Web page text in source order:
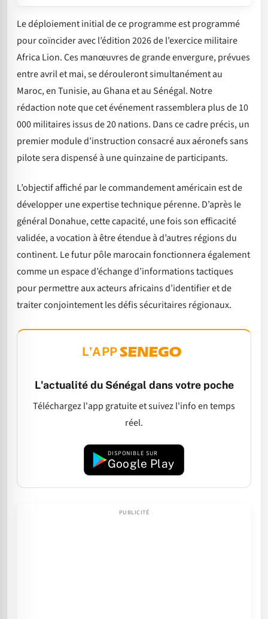
Le déploiement initial de ce programme est programmé
pour coïncider avec l’édition 2026 de l’exercice militaire
Africa Lion. Ces manœuvres de grande envergure, prévues
entre avril et mai, se dérouleront simultanément au
Maroc, en Tunisie, au Ghana et au Sénégal. Notre
rédaction note que cet événement rassemblera plus de 10
000 militaires issus de 20 nations. Dans ce cadre précis, un
premier module d’instruction consacré aux aéronefs sans
pilote sera dispensé à une quinzaine de participants.
L’objectif affiché par le commandement américain est de
développer une expertise technique pérenne. D’après le
général Donahue, cette capacité, une fois son efficacité
validée, a vocation à être étendue à d’autres régions du
continent. Le futur pôle marocain fonctionnera également
comme un espace d’échange d’informations tactiques
pour permettre aux acteurs africains d’identifier et de
traiter conjointement les défis sécuritaires régionaux.
L'APP
L'actualité du Sénégal dans votre poche
Téléchargez l'app gratuite et suivez l'info en temps
réel.
DISPONIBLE SUR
Google Play